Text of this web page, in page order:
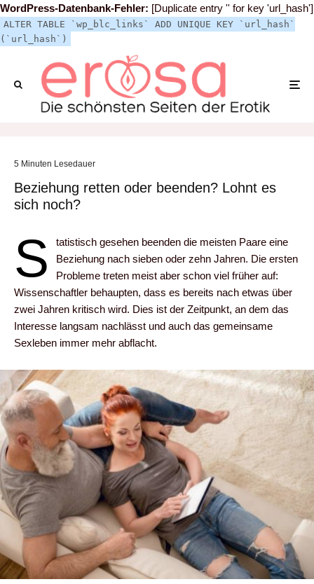
WordPress-Datenbank-Fehler: [Duplicate entry '' for key 'url_hash']
ALTER TABLE `wp_blc_links` ADD UNIQUE KEY `url_hash`
(`url_hash`)
5 Minuten Lesedauer
Beziehung retten oder beenden? Lohnt es
sich noch?
S
tatistisch gesehen beenden die meisten Paare eine
Beziehung nach sieben oder zehn Jahren. Die ersten
Probleme treten meist aber schon viel früher auf:
Wissenschaftler behaupten, dass es bereits nach etwas über
zwei Jahren kritisch wird. Dies ist der Zeitpunkt, an dem das
Interesse langsam nachlässt und auch das gemeinsame
Sexleben immer mehr abflacht.